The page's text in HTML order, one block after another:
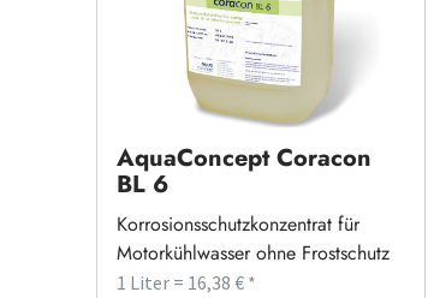
AquaConcept Coracon
BL 6
Korrosionsschutzkonzentrat für
Motorkühlwasser ohne Frostschutz
1 Liter = 16,38 € *